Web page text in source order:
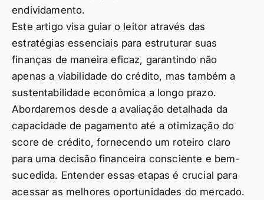
endividamento.
Este artigo visa guiar o leitor através das
estratégias essenciais para estruturar suas
finanças de maneira eficaz, garantindo não
apenas a viabilidade do crédito, mas também a
sustentabilidade econômica a longo prazo.
Abordaremos desde a avaliação detalhada da
capacidade de pagamento até a otimização do
score de crédito, fornecendo um roteiro claro
para uma decisão financeira consciente e bem-
sucedida. Entender essas etapas é crucial para
acessar as melhores oportunidades do mercado.